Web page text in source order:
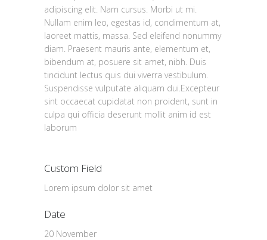
adipiscing elit. Nam cursus. Morbi ut mi.
Nullam enim leo, egestas id, condimentum at,
laoreet mattis, massa. Sed eleifend nonummy
diam. Praesent mauris ante, elementum et,
bibendum at, posuere sit amet, nibh. Duis
tincidunt lectus quis dui viverra vestibulum.
Suspendisse vulputate aliquam dui.Excepteur
sint occaecat cupidatat non proident, sunt in
culpa qui officia deserunt mollit anim id est
laborum
Custom Field
Lorem ipsum dolor sit amet
Date
20 November